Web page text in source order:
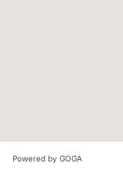
Powered by GOGA